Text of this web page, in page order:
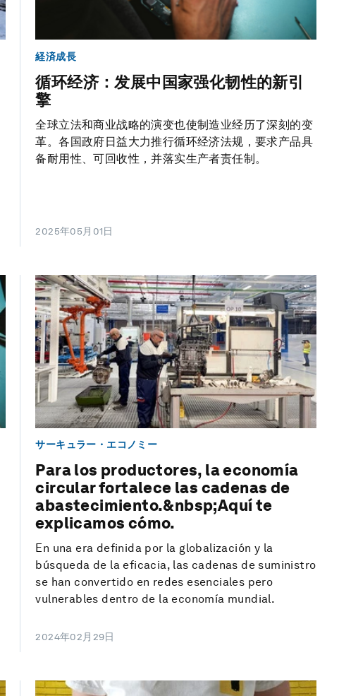
経済成長
循环经济：发展中国家强化韧性的新引
擎
全球立法和商业战略的演变也使制造业经历了深刻的变
革。各国政府日益大力推行循环经济法规，要求产品具
备耐用性、可回收性，并落实生产者责任制。
2025年05月01日
サーキュラー・エコノミー
Para los productores, la economía
circular fortalece las cadenas de
abastecimiento.&nbsp;Aquí te
explicamos cómo.
En una era definida por la globalización y la
búsqueda de la eficacia, las cadenas de suministro
se han convertido en redes esenciales pero
vulnerables dentro de la economía mundial.
2024年02月29日